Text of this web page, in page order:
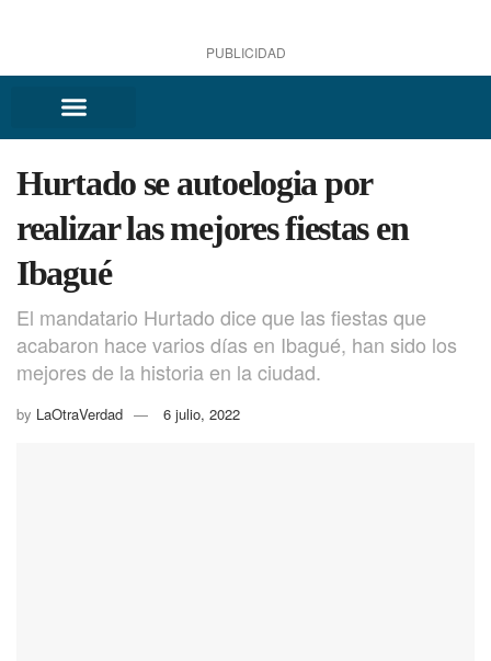
PUBLICIDAD
Hurtado se autoelogia por
realizar las mejores fiestas en
Ibagué
El mandatario Hurtado dice que las fiestas que
acabaron hace varios días en Ibagué, han sido los
mejores de la historia en la ciudad.
by LaOtraVerdad 6 julio, 2022